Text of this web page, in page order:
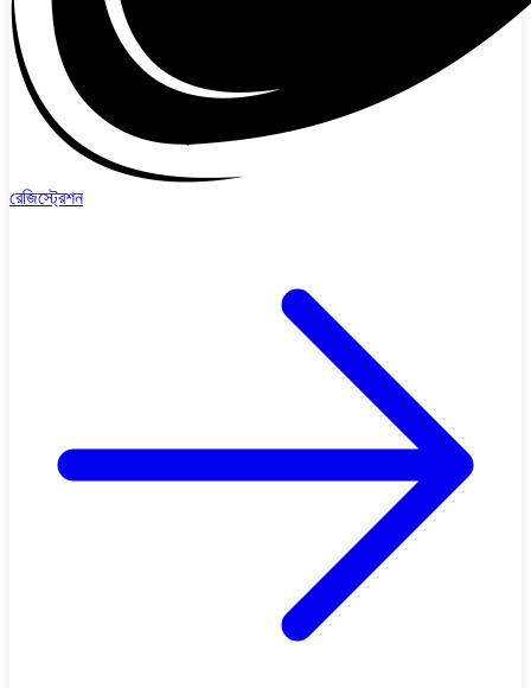
রেজিস্ট্রেশন